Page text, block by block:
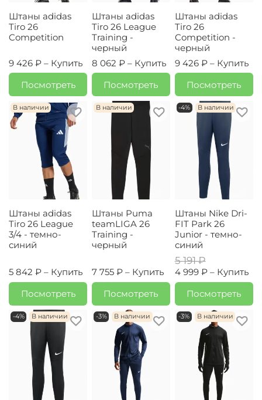
Штаны adidas
Tiro 26
Competition
9 426 ₽ – Купить
Посмотреть
Штаны adidas
Tiro 26 League
Training -
черный
8 062 ₽ – Купить
Посмотреть
Штаны adidas
Tiro 26
Competition -
черный
9 426 ₽ – Купить
Посмотреть
В наличии
Штаны adidas
Tiro 26 League
3/4 - темно-
синий
5 842 ₽ – Купить
Посмотреть
В наличии
Штаны Puma
teamLIGA 26
Training -
черный
7 755 ₽ – Купить
Посмотреть
-4% В наличии
Штаны Nike Dri-
FIT Park 26
Junior - темно-
синий
5 191 ₽
4 999 ₽ – Купить
Посмотреть
-4% В наличии -3% В наличии -3% В наличии